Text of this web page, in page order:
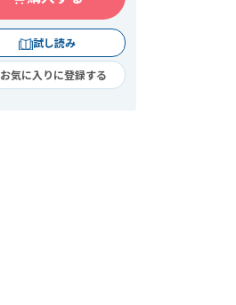
試し読み
お気に入りに登録する